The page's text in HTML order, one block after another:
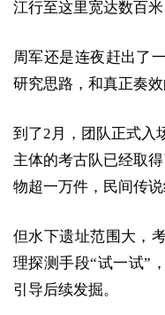
江行至这里宽达数百
周军还是连夜赶出了
研究思路，和真正奏效
到了2月，团队正式入
主体的考古队已经取
物超一万件，民间传说
但水下遗址范围大，
理探测手段“试一试”
引导后续发掘。